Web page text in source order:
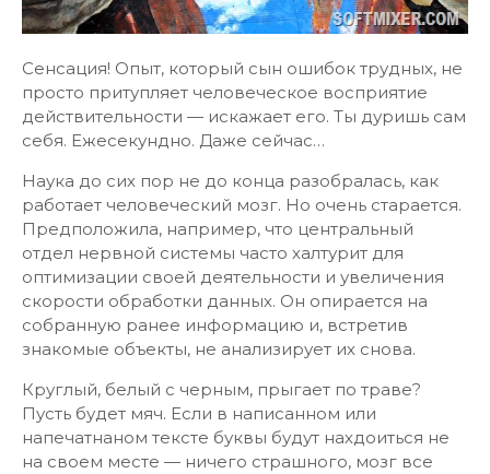
Сенсация! Опыт, который сын ошибок трудных, не
просто притупляет человеческое восприятие
действительности — искажает его. Ты дуришь сам
себя. Ежесекундно. Даже сейчас…
Наука до сих пор не до конца разобралась, как
работает человеческий мозг. Но очень старается.
Предположила, например, что центральный
отдел нервной системы часто халтурит для
оптимизации своей деятельности и увеличения
скорости обработки данных. Он опирается на
собранную ранее информацию и, встретив
знакомые объекты, не анализирует их снова.
Круглый, белый с черным, прыгает по траве?
Пусть будет мяч. Если в написанном или
напечатнаном тексте буквы будут нахдоиться не
на своем месте — ничего страшного, мозг все